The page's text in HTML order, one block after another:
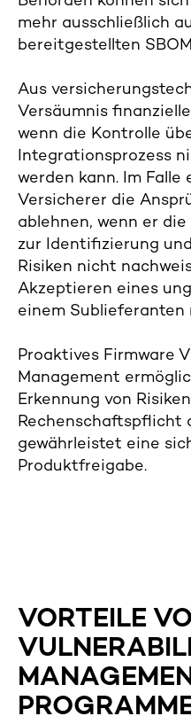
mehr ausschließlich
bereitgestellten
Aus
Versäumnis
wenn die Kontrolle
Integrationsprozess
werden kann. Im Falle
Versicherer die
ablehnen, wenn er
zur Identifizierung
Risiken nicht
Akzeptieren eines
einem
Proaktives Firmware
Management
Erkennung von
Rechenschaftspflicht
gewährleistet eine
Produktfreigabe.
VORTEILE